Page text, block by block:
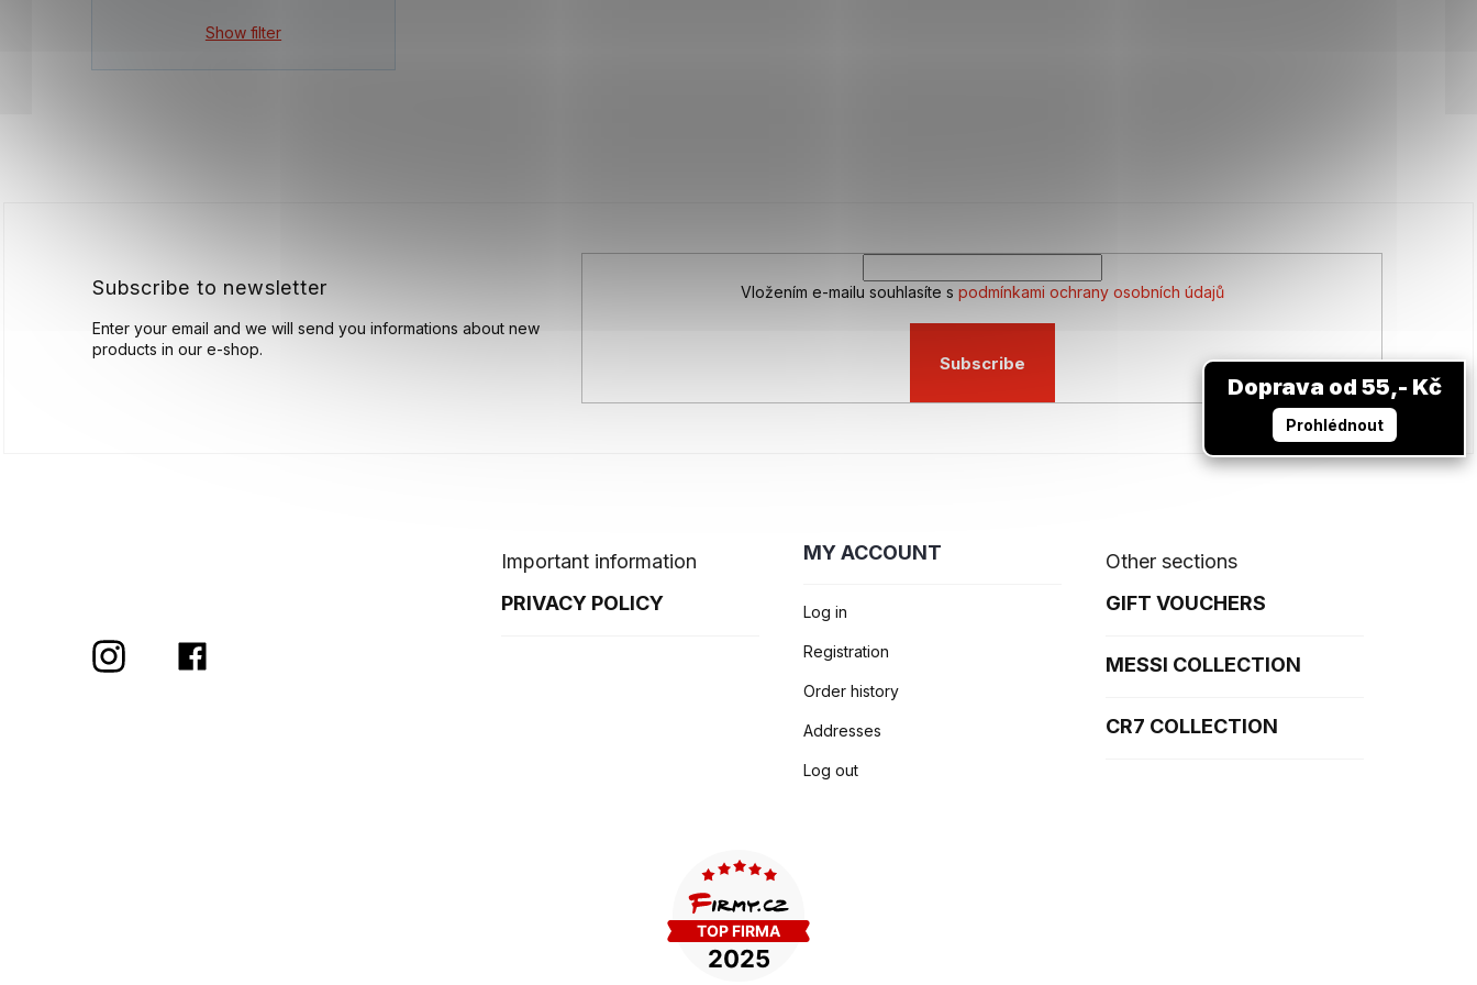
Show filter
Subscribe to newsletter
Enter your email and we will send you informations about new
products in our e-shop.
Vložením e-mailu souhlasíte s podmínkami ochrany osobních údajů
Subscribe
Important information
PRIVACY POLICY
MY ACCOUNT
Log in
Registration
Order history
Addresses
Log out
Other sections
GIFT VOUCHERS
MESSI COLLECTION
CR7 COLLECTION
Doprava od 55,- Kč
Prohlédnout